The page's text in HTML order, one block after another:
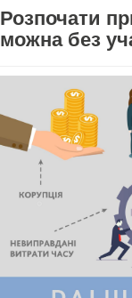
Розпочати
можна без